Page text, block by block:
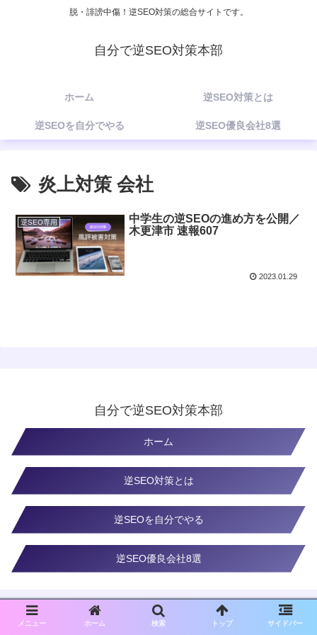
脱・誹謗中傷！逆SEO対策の総合サイトです。
自分で逆SEO対策本部
ホーム 逆SEO対策とは
逆SEOを自分でやる 逆SEO優良会社8選
炎上対策 会社
逆SEO専用
中学生の逆SEOの進め方を公開／
木更津市 速報607
2023.01.29
自分で逆SEO対策本部
ホーム
逆SEO対策とは
逆SEOを自分でやる
逆SEO優良会社8選
メニュー ホーム 検索 トップ サイドバー